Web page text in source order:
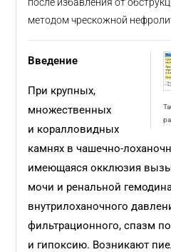
методом чрескожной
Введение
При крупных,
множественных
и коралловидных
камнях в чашечно-
имеющаяся окклюзия
мочи и ренальной
внутрилоханочного
фильтрационного, спазм
и гипоксию. Возникают